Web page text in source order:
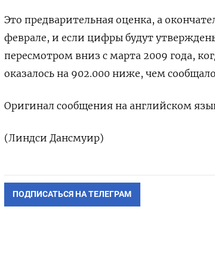
Это предварительная оценка, а
феврале, и если цифры будут
пересмотром вниз с марта 2009 года,
оказалось на 902.000 ниже, чем
Оригинал сообщения на английском
(Линдси Дансмуир)
ПОДПИСАТЬСЯ НА ТЕЛЕГРАМ